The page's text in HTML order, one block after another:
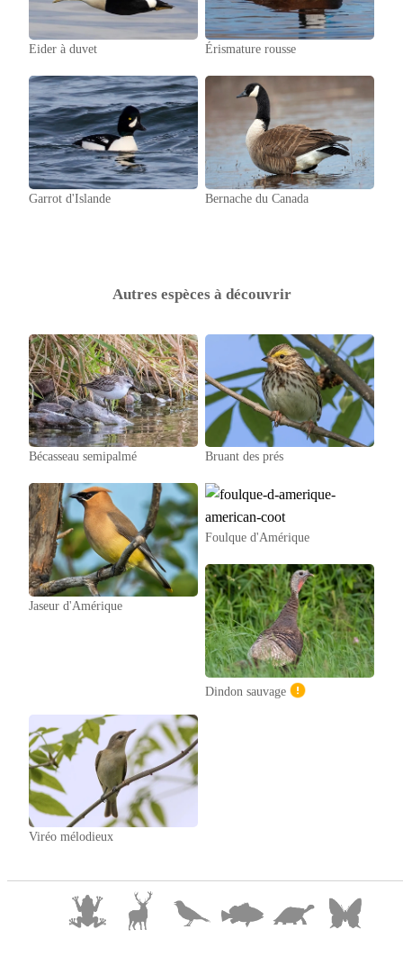
Eider à duvet Érismature rousse
Garrot d'Islande Bernache du Canada
Autres espèces à découvrir
Bécasseau semipalmé Bruant des prés
Jaseur d'Amérique
Foulque d'Amérique
Dindon sauvage
Viréo mélodieux
© 2025 William Lévesqu e